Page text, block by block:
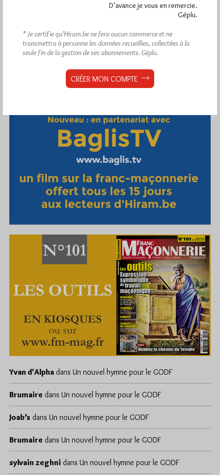
Yvan d'Alpha dans Un nouvel hymne pour le GODF
Brumaire dans Un nouvel hymne pour le GODF
Joab’s dans Un nouvel hymne pour le GODF
Brumaire dans Un nouvel hymne pour le GODF
sylvain zeghni dans Un nouvel hymne pour le GODF
D’avance je vous en remercie.
Géplu.
* Je certifie qu’Hiram.be ne fera aucun commerce et ne
transmettra à personne les données recueillies, collectées à la
seule fin de la gestion de ses abonnements. Géplu.
CRÉER MON COMPTE